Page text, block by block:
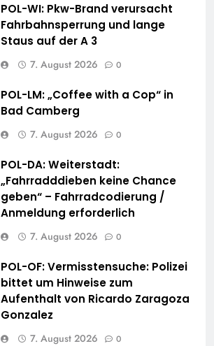
POL-WI: Pkw-Brand verursacht
Fahrbahnsperrung und lange
Staus auf der A 3
7. August 2026 0
POL-LM: „Coffee with a Cop“ in
Bad Camberg
7. August 2026 0
POL-DA: Weiterstadt:
„Fahrradddieben keine Chance
geben“ – Fahrradcodierung /
Anmeldung erforderlich
7. August 2026 0
POL-OF: Vermisstensuche: Polizei
bittet um Hinweise zum
Aufenthalt von Ricardo Zaragoza
Gonzalez
7. August 2026 0